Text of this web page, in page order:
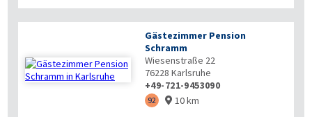
Gästezimmer Pension
Schramm
Wiesenstraße 22
76228 Karlsruhe
+49-721-9453090
92  10 km